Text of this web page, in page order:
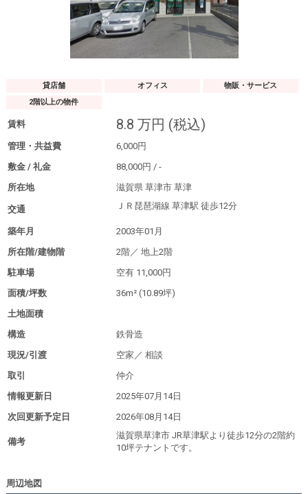
貸店舗 オフィス
物販・サービス
2階以上の物件
賃料 8.8 万円 (税込)
管理・共益費 6,000円
敷金 / 礼金
88,000円 / -
所在地
滋賀県 草津市 草津
交通 ＪＲ琵琶湖線 草津駅 徒歩12分
築年月
2003年01月
所在階/建物階
2階／ 地上2階
駐車場
空有 11,000円
面積/坪数
36m² (10.89坪)
土地面積
構造
鉄骨造
現況/引渡
空家／ 相談
取引
仲介
情報更新日
2025年07月14日
次回更新予定日
2026年08月14日
備考
滋賀県草津市 JR草津駅より徒歩12分の2階約
10坪テナントです。
周辺地図